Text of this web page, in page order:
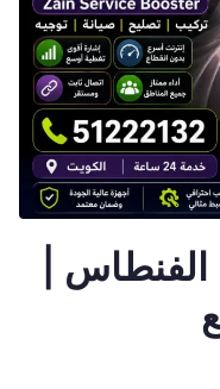
مقوي سيرفس 5G الفنطاس |